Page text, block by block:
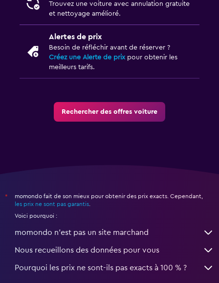
Trouvez une voiture avec annulation gratuite
et nettoyage amélioré.
Alertes de prix
Besoin de réfléchir avant de réserver ?
Créez une Alerte de prixpour obtenir les
meilleurs tarifs.
Rechercher des offres voiture
*
momondo fait de son mieux pour obtenir des prix exacts. Cependant,
les prix ne sont pas garantis.
Voici pourquoi :
momondo n'est pas un site marchand
Nous recueillons des données pour vous
Pourquoi les prix ne sont-ils pas exacts à 100 % ?